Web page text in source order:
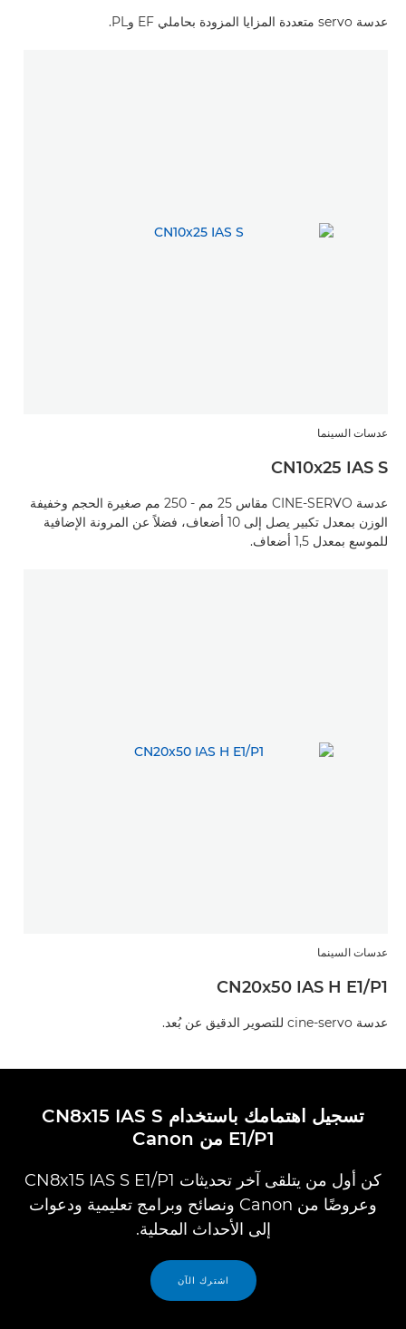
عدسة servo متعددة المزايا المزودة بحاملي EF وPL.
عدسات السينما
CN10x25 IAS S
عدسة CINE-SERVO مقاس 25 مم - 250 مم صغيرة الحجم وخفيفة
الوزن بمعدل تكبير يصل إلى 10 أضعاف، فضلاً عن المرونة الإضافية
للموسع بمعدل 1,5 أضعاف.
عدسات السينما
CN20x50 IAS H E1/P1
عدسة cine-servo للتصوير الدقيق عن بُعد.
تسجيل اهتمامك باستخدام CN8x15 IAS S
E1/P1 من Canon
كن أول من يتلقى آخر تحديثات CN8x15 IAS S E1/P1
وعروضًا من Canon ونصائح وبرامج تعليمية ودعوات
إلى الأحداث المحلية.
اشترك الآن